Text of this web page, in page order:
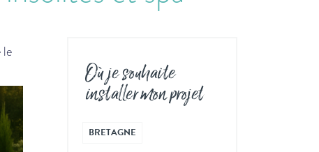
Où je souhaite
installer mon projet
BRETAGNE